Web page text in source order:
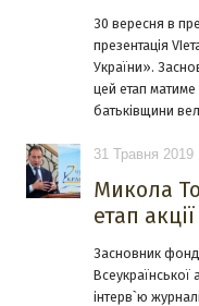
30 вересня в
презентація
України».
цей етап матиме
батьківщини
31 Травня 2019
Микола
етап
Засновник
Всеукраїнської
інтерв`ю